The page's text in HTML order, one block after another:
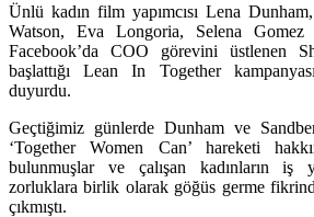
Ünlü kadın film yapımcısı Lena
Watson, Eva Longoria, Selena
Facebook’da COO görevini üstlenen
başlattığı Lean In Together
duyurdu.
Geçtiğimiz günlerde Dunham ve
‘Together Women Can’ hareketi
bulunmuşlar ve çalışan kadınların iş
zorluklara birlik olarak göğüs germe
çıkmıştı.